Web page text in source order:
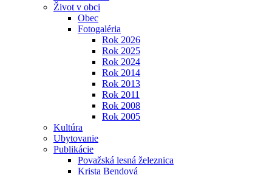
Život v obci
Obec
Fotogaléria
Rok 2026
Rok 2025
Rok 2024
Rok 2014
Rok 2013
Rok 2011
Rok 2008
Rok 2005
Kultúra
Ubytovanie
Publikácie
Považská lesná železnica
Krista Bendová